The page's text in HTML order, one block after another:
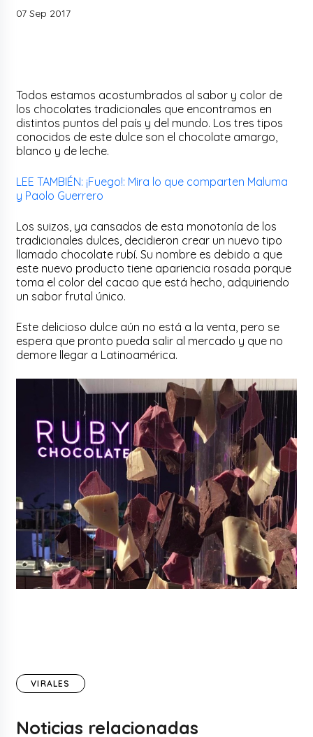
07 Sep 2017
Todos estamos acostumbrados al sabor y color de
los chocolates tradicionales que encontramos en
distintos puntos del país y del mundo. Los tres tipos
conocidos de este dulce son el chocolate amargo,
blanco y de leche.
LEE TAMBIÉN: ¡Fuego!: Mira lo que comparten Maluma
y Paolo Guerrero
Los suizos, ya cansados de esta monotonía de los
tradicionales dulces, decidieron crear un nuevo tipo
llamado chocolate rubí. Su nombre es debido a que
este nuevo producto tiene apariencia rosada porque
toma el color del cacao que está hecho, adquiriendo
un sabor frutal único.
Este delicioso dulce aún no está a la venta, pero se
espera que pronto pueda salir al mercado y que no
demore llegar a Latinoamérica.
VIRALES
Noticias relacionadas